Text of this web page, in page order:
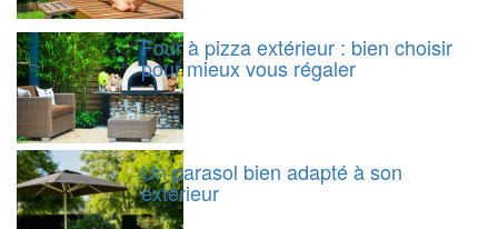
Four à pizza extérieur : bien choisir
pour mieux vous régaler
Un parasol bien adapté à son
extérieur